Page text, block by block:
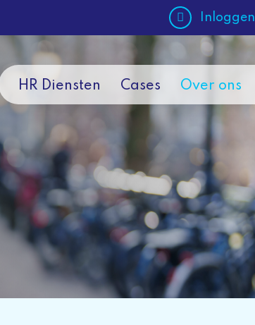
Inloggen
HR Diensten Cases Over ons